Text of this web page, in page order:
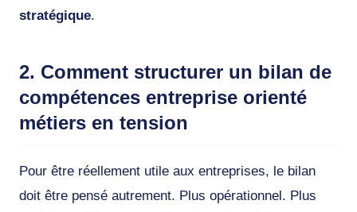
stratégique.
2. Comment structurer un bilan de
compétences entreprise orienté
métiers en tension
Pour être réellement utile aux entreprises, le bilan
doit être pensé autrement. Plus opérationnel. Plus